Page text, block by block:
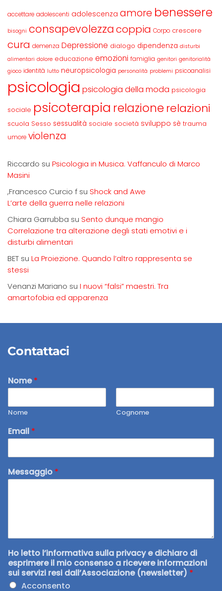
accettare adolescenti adolescenza amore benessere
bisogni consapevolezzacoppia Corpo crescere
cura demenza Depressione dialogo dipendenza disturbi
alimentari dolore educazione emozioni famiglia genitori genitorialità
gioco identità lutto neuropsicologia personalità problemi psicoanalisi
psicologia psicologia della moda psicologia
sociale psicoterapia relazione relazioni
scuola Sesso sessualità sociale società sviluppo sè trauma
umore violenza
Riccardo su Psicologia in Musica. Vaffanculo di Marco
Masini
,Francesco Curcio f su Shock and Awe
L’arte della guerra nelle relazioni
Chiara Garrubba su Sento dunque mangio
Correlazione tra alterazione degli stati emotivi e i
disturbi alimentari
BET su La Proiezione. Quando l’altro rappresenta se
stessi
Venanzi Mariano su I nuovi “falsi” maestri. Tra
amartofobia ed apparenza
Contattaci
Nome*
Nome Cognome
Email *
Messaggio *
Ho letto l’informativa sulla privacy e dichiaro di
esprimere il mio consenso a ricevere informazioni
sui servizi resi dall’Associazione (newsletter) *
Acconsento